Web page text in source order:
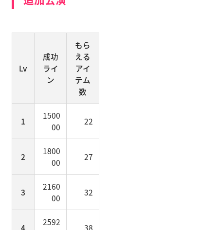
Lv
成功
ライ
ン
もら
える
アイ
テム
数
1
1500
00
22
2
1800
00
27
3
2160
00
32
4
2592
38